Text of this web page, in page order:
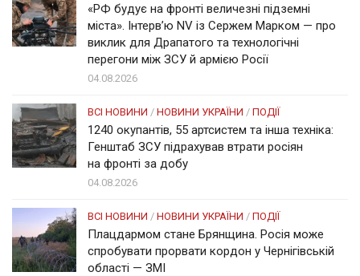
«РФ будує на фронті величезні підземні
міста». Інтерв’ю NV із Сержем Марком — про
виклик для Драпатого та технологічні
перегони між ЗСУ й армією Росії
04.08.2026
ВСІ НОВИНИ / НОВИНИ УКРАЇНИ / ПОДІЇ
1240 окупантів, 55 артсистем та інша техніка:
Генштаб ЗСУ підрахував втрати росіян
на фронті за добу
04.08.2026
ВСІ НОВИНИ / НОВИНИ УКРАЇНИ / ПОДІЇ
Плацдармом стане Брянщина. Росія може
спробувати прорвати кордон у Чернігівській
області — ЗМІ